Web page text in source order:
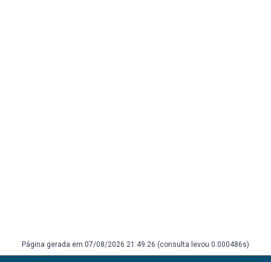
Página gerada em 07/08/2026 21:49:26 (consulta levou 0.000486s)